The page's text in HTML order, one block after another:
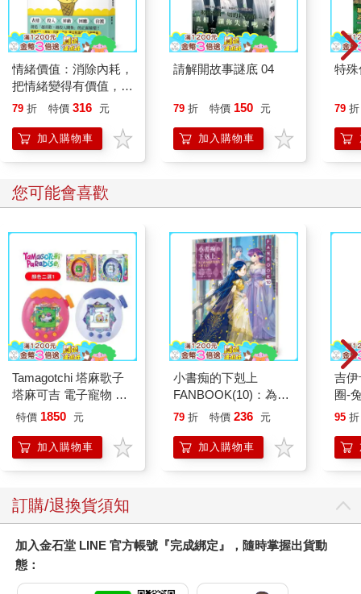
情緒價值：消除內耗，
把情緒變得有價值，跟
誰都能自在相處
79 折 特價 316 元
加入購物車
請解開故事謎底 04
79 折 特價 150 元
加入購物車
特
79 折
您可能會喜歡
Tamagotchi 塔麻歌子
塔麻可吉 電子寵物 樂
園系列（熱帶橙果／極
特價 1850 元
加入購物車
小書痴的下剋上
FANBOOK(10)：為了
成為圖書管理員不擇手
79 折 特價 236 元
加入購物車
吉伊卡哇
圈-
95 折
訂購/退換貨須知
加入金石堂 LINE 官方帳號『完成綁定』，隨時掌握出貨動
態：